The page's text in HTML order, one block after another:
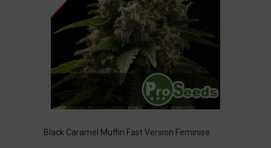
Black Caramel Muffin Fast Version Feminise